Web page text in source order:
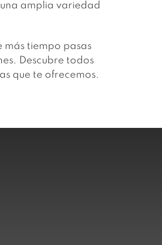
amplia variedad
más tiempo pasas
Descubre todos
que te ofrecemos.